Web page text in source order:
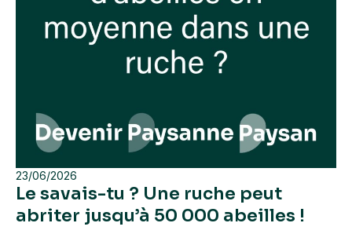
23/06/2026
Le savais-tu ? Une ruche peut
abriter jusqu’à 50 000 abeilles !